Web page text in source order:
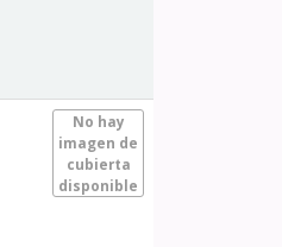
No hay
imagen de
cubierta
disponible